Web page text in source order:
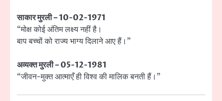
साकार मुरली – 10-02-1971
“मोक्ष कोई अंतिम लक्ष्य नहीं है।
बाप बच्चों को राज्य भाग्य दिलाने आए हैं।”
अव्यक्त मुरली – 05-12-1981
“जीवन-मुक्त आत्माएँ ही विश्व की मालिक बनती हैं।”